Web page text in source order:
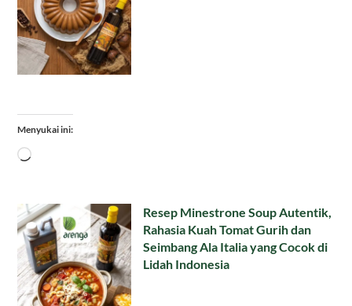
Menyukai ini:
Memuat...
Resep Minestrone Soup Autentik,
Rahasia Kuah Tomat Gurih dan
Seimbang Ala Italia yang Cocok di
Lidah Indonesia